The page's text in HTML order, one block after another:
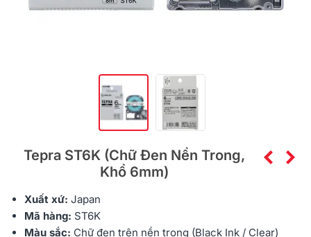
Tepra ST6K (Chữ Đen Nền Trong,
Khổ 6mm)
Xuất xứ: Japan
Mã hàng: ST6K
Màu sắc: Chữ đen trên nền trong (Black Ink / Clear)